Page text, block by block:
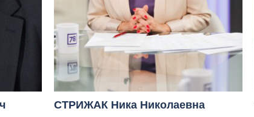
СТРИЖАК Ника Николаевна